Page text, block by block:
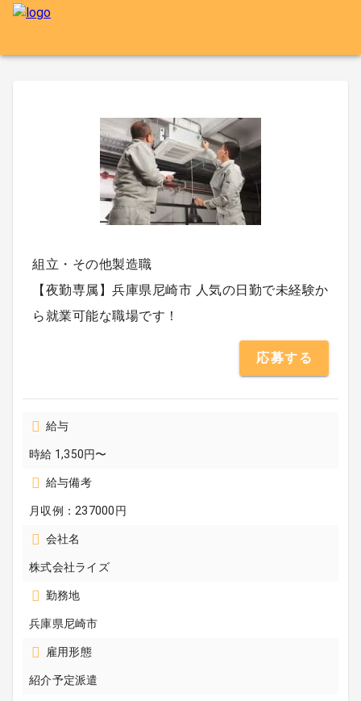
組立・その他製造職
【夜勤専属】兵庫県尼崎市 人気の日勤で未経験か
ら就業可能な職場です！
応募する
給与
時給 1,350円〜
給与備考
月収例：237000円
会社名
株式会社ライズ
勤務地
兵庫県尼崎市
雇用形態
紹介予定派遣